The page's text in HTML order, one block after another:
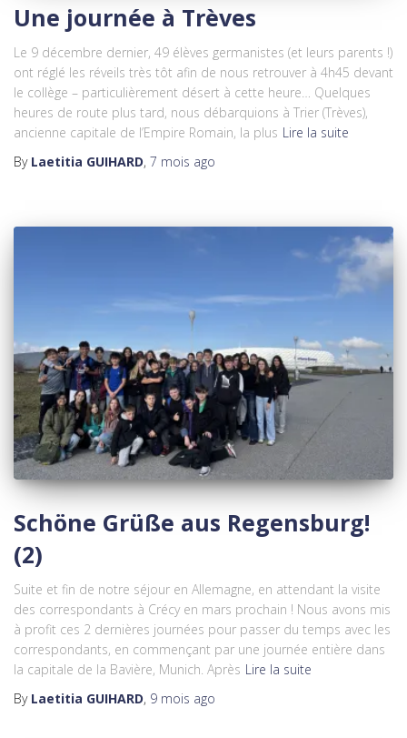
Une journée à Trèves
Le 9 décembre dernier, 49 élèves germanistes (et leurs parents !)
ont réglé les réveils très tôt afin de nous retrouver à 4h45 devant
le collège – particulièrement désert à cette heure… Quelques
heures de route plus tard, nous débarquions à Trier (Trèves),
ancienne capitale de l’Empire Romain, la plus Lire la suite
By Laetitia GUIHARD, 7 mois ago
Schöne Grüße aus Regensburg!
(2)
Suite et fin de notre séjour en Allemagne, en attendant la visite
des correspondants à Crécy en mars prochain ! Nous avons mis
à profit ces 2 dernières journées pour passer du temps avec les
correspondants, en commençant par une journée entière dans
la capitale de la Bavière, Munich. Après Lire la suite
By Laetitia GUIHARD, 9 mois ago